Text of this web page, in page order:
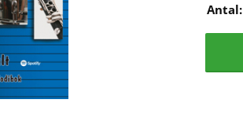
Antal: